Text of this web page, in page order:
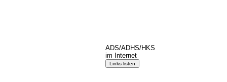
ADS/ADHS/HKS
im Internet